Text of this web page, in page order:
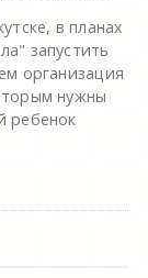
в планах
запустить
организация
нужны
ребенок